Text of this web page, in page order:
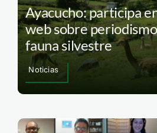
Ayacucho: participa
web sobre
fauna silvestre
Noticias